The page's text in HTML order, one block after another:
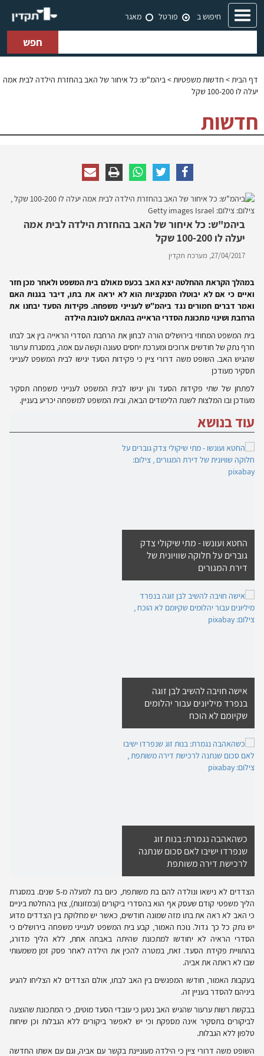
Toggle
navigation
חיפוש ב פורטל מאגר
חפש
דף הבית> חדשות משפטיות> ביהמ"ש: כל איחור של האב בהחזרת הילדה לבית אמה
יעלה לו 100-200 שקל
חדשות
ביהמ"ש: כל איחור של האב בהחזרת הילדה לבית אמה
יעלה לו 100-200 שקל
27/04/2017, מערכת תקדין
במהלך הקראת ההחלטה יצא האב בכעס מאולם בית המשפט ולאחר מכן חזר
ואיים כי אם לא יבוטלו הסנקציות הוא לא יראה את בתו, דיבר בגנות האם
ואמר דברים חמורים נגד ביהמ"ש לענייני משפחה. פקידות הסעד יבחנו את
הרחבת ושינוי מתכונת הסדרי הראייה בהתאם לטובת הילדה
בית המשפט המחוזי בירושלים הורה לבחון את הרחבת הסדרי הראייה בין אב לבתו
חרף נתק של חודשים ארוכים ומערכת יחסים טעונה וקשה עם אמה, במסגרת ערעור
שהגיש האב. השופט משה דרורי ציין כי פקידות הסעד יגישו לבית המשפט לענייני
תסקיר מעודכן
לפתחן של שתי פקידות הסעד והן יגישו לבית המשפט לענייני משפחה תסקיר
מעודכן ובו המלצות לשנת הלימודים הבאה, ובית המשפט למשפחה יכריע בעניין.
עוד בנושא
החטא ועונשו - מתי שיקולי צדק
גוברים על חלוקה שוויונית של
דירת המגורים
אישה חויבה להשיב לבן זוגה
בנפרד מיליונים עבור יהלומים
שקיומם לא הוכח
כשהאהבה נגמרת: בנות זוג
שנפרדו ישיבו לאם סכום שנתנה
לרכישת דירה משותפת
הצדדים לא נישאו ונולדה להם בת משותפת, כיום בת למעלה מ-5 שנים. במסגרת
הליך משפטי קודם שעסק אף הוא בהסדרי ביקורים (ובמזונות), צוין בהחלטת ביניים
כי האב לא ראה את בתו מזה שמונה חודשים, כאשר יש מחלוקת בין הצדדים מדוע
יש נתק כל כך גדול. נוכח האמור, קבע בית המשפט לענייני משפחה בירושלים כי
הסדרי הראיה לא יחודשו למתכונת שהיתה באבחה אחת, ללא הליך מדורג,
בהתוויית פקידת הסעד. זאת, במטרה להכין את הילדה לאחר פסק זמן משמעותי
שבו לא ראתה את אביה.
בעקבות האמור, חודשו המפגשים בין האב לבתו, אולם הצדדים לא הצליחו להגיע
ביניהם להסדר בעניין זה.
בבקשת רשות ערעור שהגיש האב נטען כי עובדי הסעד מוטים, כי המתכונת שהוצעה
לביקורים בתסקיר אינה מספקת וכי יש לאפשר ביקורים ללא הגבלות וכן שיחות
טלפון ללא הגבלות.
השופט משה דרורי ציין כי הילדה מעוניינת בקשר עם אביה, וגם עם אשתו החדשה